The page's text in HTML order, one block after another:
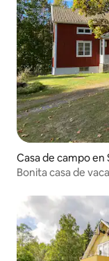
Casa de campo en
Bonita casa de